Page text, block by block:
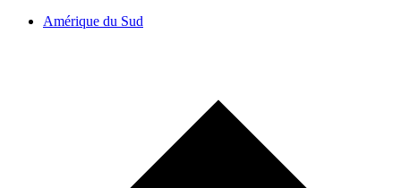
Amérique du Sud